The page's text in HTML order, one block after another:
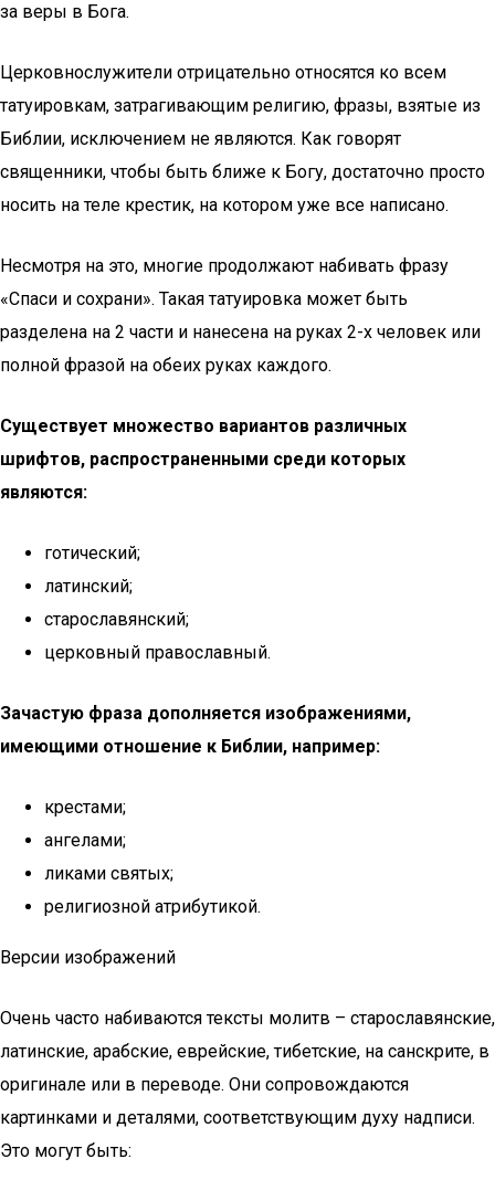
за веры в Бога.
Церковнослужители отрицательно относятся ко всем
татуировкам, затрагивающим религию, фразы, взятые из
Библии, исключением не являются. Как говорят
священники, чтобы быть ближе к Богу, достаточно просто
носить на теле крестик, на котором уже все написано.
Несмотря на это, многие продолжают набивать фразу
«Спаси и сохрани». Такая татуировка может быть
разделена на 2 части и нанесена на руках 2-х человек или
полной фразой на обеих руках каждого.
Существует множество вариантов различных
шрифтов, распространенными среди которых
являются:
готический;
латинский;
старославянский;
церковный православный.
Зачастую фраза дополняется изображениями,
имеющими отношение к Библии, например:
крестами;
ангелами;
ликами святых;
религиозной атрибутикой.
Версии изображений
Очень часто набиваются тексты молитв – старославянские,
латинские, арабские, еврейские, тибетские, на санскрите, в
оригинале или в переводе. Они сопровождаются
картинками и деталями, соответствующим духу надписи.
Это могут быть: